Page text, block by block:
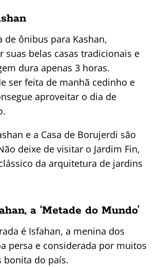
de ônibus para Kashan,
suas belas casas tradicionais e
dura apenas 3 horas.
ser feita de manhã cedinho e
aproveitar o dia de
e a Casa de Borujerdi são
deixe de visitar o Jardim Fin,
da arquitetura de jardins
a ‘Metade do Mundo’
é Isfahan, a menina dos
persa e considerada por muitos
bonita do país.